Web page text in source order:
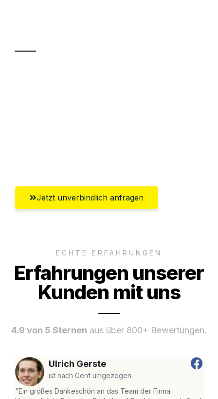
Jetzt unverbindlich anfragen
ECHTE ERFAHRUNGEN
Erfahrungen unserer
Kunden mit uns
4.9 von 5 Sternen aus über 800+ Bewertungen.
Ulrich Gerste
ist nach Genf umgezogen
"Ein großes Dankeschön an das Team der Firma